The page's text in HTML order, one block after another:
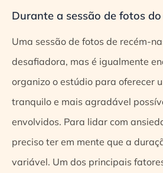
Durante a sessão de fotos
Uma sessão de fotos de recém-
desafiadora, mas é igualmente
organizo o estúdio para oferecer
tranquilo e mais agradável
envolvidos. Para lidar com
preciso ter em mente que a
variável. Um dos principais